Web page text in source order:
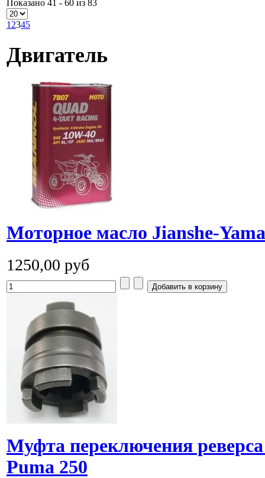
Показано 41 - 60 из 83
1 2345
Двигатель
Моторное масло Jianshe-
1250,00 руб
Муфта переключения
Puma 250